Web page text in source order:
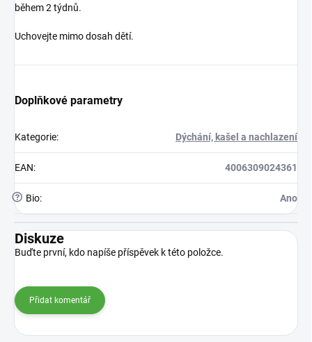
během 2 týdnů.
Uchovejte mimo dosah dětí.
Doplňkové parametry
Kategorie: Dýchání, kašel a nachlazení
EAN: 4006309024361
? Bio: Ano
Diskuze
Buďte první, kdo napíše příspěvek k této položce.
Přidat komentář